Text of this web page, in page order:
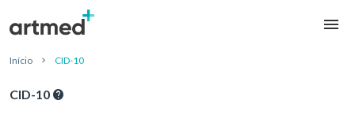
Início CID-10
CID-10